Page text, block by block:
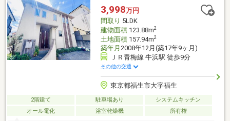
在空き家のため、お客様のご都合に合わせてご内覧いただけま
す。■ 陽当たり・利便性・居住性を兼ね備えたおすすめの一邸で
す。ぜひ現地にてご確認ください。
3,998万円
間取り 5LDK
建物面積123.88m2
土地面積157.94m2
築年月 2008年12月(築17年9ヶ月)
ＪＲ青梅線 牛浜駅 徒歩9分
その他の交通
東京都福生市大字福生
2階建て 駐車場あり
システムキッチン
オール電化
浴室乾燥機 所有権